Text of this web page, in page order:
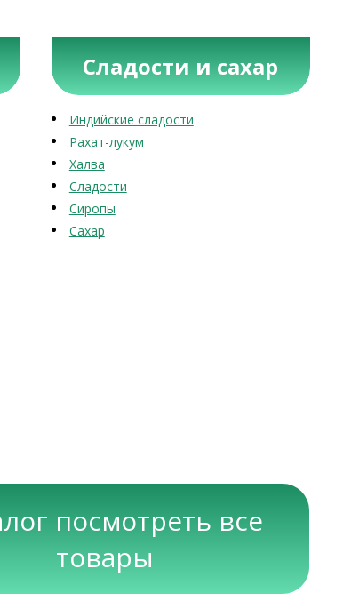
Сладости и сахар
Индийские сладости
Рахат-лукум
Халва
Сладости
Сиропы
Сахар
посмотреть все
товары